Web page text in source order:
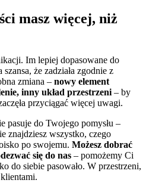
masz więcej, niż
Im lepiej dopasowane do
że zadziała zgodnie z
zmiana – nowy element
inny układ przestrzeni – by
przyciągać więcej uwagi.
pasuje do Twojego pomysłu –
znajdziesz wszystko, czego
po swojemu. Możesz dobrać
się do nas – pomożemy Ci
do siebie pasowało. W przestrzeni,